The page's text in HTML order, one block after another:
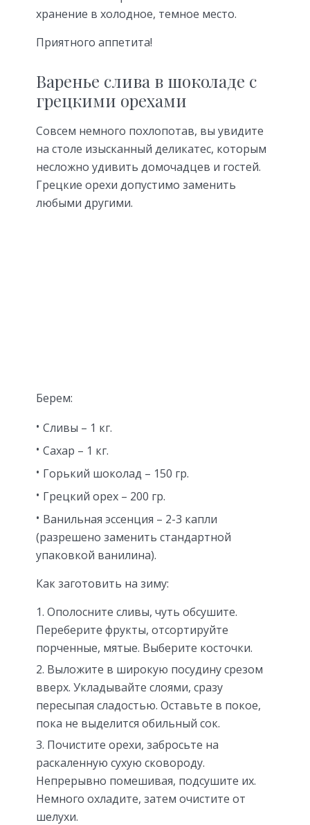
хранение в холодное, темное место.
Приятного аппетита!
Варенье слива в шоколаде с
грецкими орехами
Совсем немного похлопотав, вы увидите
на столе изысканный деликатес, которым
несложно удивить домочадцев и гостей.
Грецкие орехи допустимо заменить
любыми другими.
Берем:
Сливы – 1 кг.
Сахар – 1 кг.
Горький шоколад – 150 гр.
Грецкий орех – 200 гр.
Ванильная эссенция – 2-3 капли
(разрешено заменить стандартной
упаковкой ванилина).
Как заготовить на зиму:
Ополосните сливы, чуть обсушите.
Переберите фрукты, отсортируйте
порченные, мятые. Выберите косточки.
Выложите в широкую посудину срезом
вверх. Укладывайте слоями, сразу
пересыпая сладостью. Оставьте в покое,
пока не выделится обильный сок.
Почистите орехи, забросьте на
раскаленную сухую сковороду.
Непрерывно помешивая, подсушите их.
Немного охладите, затем очистите от
шелухи.